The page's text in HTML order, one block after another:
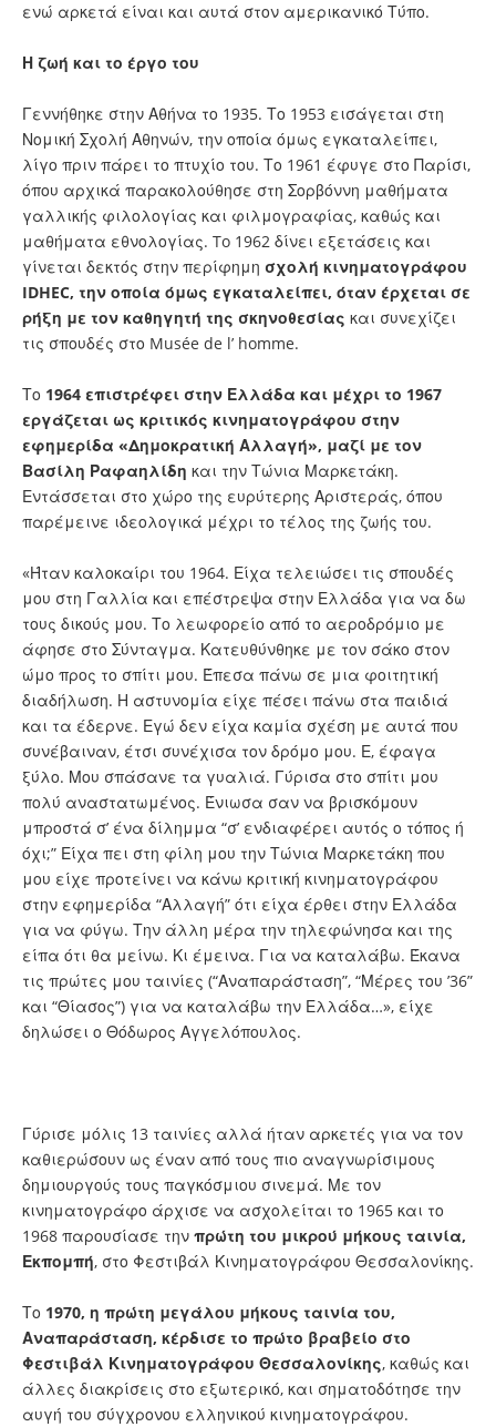
ενώ αρκετά είναι και αυτά στον αμερικανικό Τύπο.
Η ζωή και το έργο του
Γεννήθηκε στην Αθήνα το 1935. Το 1953 εισάγεται στη
Νομική Σχολή Αθηνών, την οποία όμως εγκαταλείπει,
λίγο πριν πάρει το πτυχίο του. Το 1961 έφυγε στο Παρίσι,
όπου αρχικά παρακολούθησε στη Σορβόννη μαθήματα
γαλλικής φιλολογίας και φιλμογραφίας, καθώς και
μαθήματα εθνολογίας. To 1962 δίνει εξετάσεις και
γίνεται δεκτός στην περίφημη σχολή κινηματογράφου
IDHEC, την οποία όμως εγκαταλείπει, όταν έρχεται σε
ρήξη με τον καθηγητή της σκηνοθεσίας και συνεχίζει
τις σπουδές στο Musée de l’ homme.
Το 1964 επιστρέφει στην Ελλάδα και μέχρι το 1967
εργάζεται ως κριτικός κινηματογράφου στην
εφημερίδα «Δημοκρατική Αλλαγή», μαζί με τον
Βασίλη Ραφαηλίδη και την Τώνια Μαρκετάκη.
Εντάσσεται στο χώρο της ευρύτερης Αριστεράς, όπου
παρέμεινε ιδεολογικά μέχρι το τέλος της ζωής του.
«Ήταν καλοκαίρι του 1964. Είχα τελειώσει τις σπουδές
μου στη Γαλλία και επέστρεψα στην Ελλάδα για να δω
τους δικούς μου. Το λεωφορείο από το αεροδρόμιο με
άφησε στο Σύνταγμα. Κατευθύνθηκε με τον σάκο στον
ώμο προς το σπίτι μου. Έπεσα πάνω σε μια φοιτητική
διαδήλωση. Η αστυνομία είχε πέσει πάνω στα παιδιά
και τα έδερνε. Εγώ δεν είχα καμία σχέση με αυτά που
συνέβαιναν, έτσι συνέχισα τον δρόμο μου. Ε, έφαγα
ξύλο. Μου σπάσανε τα γυαλιά. Γύρισα στο σπίτι μου
πολύ αναστατωμένος. Ένιωσα σαν να βρισκόμουν
μπροστά σ’ ένα δίλημμα “σ’ ενδιαφέρει αυτός ο τόπος ή
όχι;” Είχα πει στη φίλη μου την Τώνια Μαρκετάκη που
μου είχε προτείνει να κάνω κριτική κινηματογράφου
στην εφημερίδα “Αλλαγή” ότι είχα έρθει στην Ελλάδα
για να φύγω. Την άλλη μέρα την τηλεφώνησα και της
είπα ότι θα μείνω. Κι έμεινα. Για να καταλάβω. Έκανα
τις πρώτες μου ταινίες (“Αναπαράσταση”, “Μέρες του ’36”
και “Θίασος”) για να καταλάβω την Ελλάδα…», είχε
δηλώσει ο Θόδωρος Αγγελόπουλος.
Γύρισε μόλις 13 ταινίες αλλά ήταν αρκετές για να τον
καθιερώσουν ως έναν από τους πιο αναγνωρίσιμους
δημιουργούς τους παγκόσμιου σινεμά. Με τον
κινηματογράφο άρχισε να ασχολείται το 1965 και το
1968 παρουσίασε την πρώτη του μικρού μήκους ταινία,
Εκπομπή, στο Φεστιβάλ Κινηματογράφου Θεσσαλονίκης.
Το 1970, η πρώτη μεγάλου μήκους ταινία του,
Αναπαράσταση, κέρδισε το πρώτο βραβείο στο
Φεστιβάλ Κινηματογράφου Θεσσαλονίκης, καθώς και
άλλες διακρίσεις στο εξωτερικό, και σηματοδότησε την
αυγή του σύγχρονου ελληνικού κινηματογράφου.